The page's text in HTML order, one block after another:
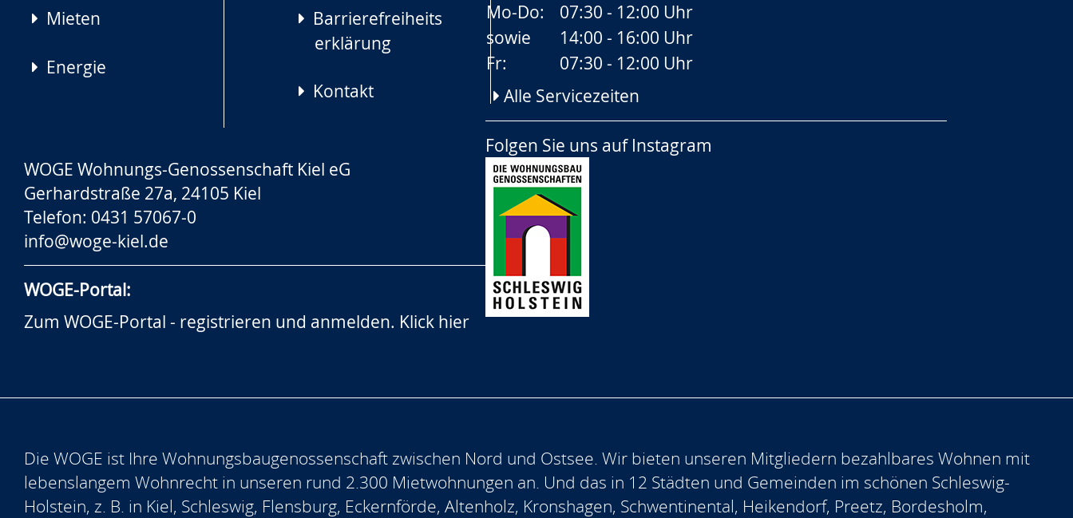
Mieten
Energie
Barrierefreiheits
erklärung
Kontakt
Mo-Do:
07:30 - 12:00 Uhr
sowie
14:00 - 16:00 Uhr
Fr:
07:30 - 12:00 Uhr
Alle Servicezeiten
Folgen Sie uns auf Instagram
WOGE Wohnungs-Genossenschaft Kiel eG
Gerhardstraße 27a, 24105 Kiel
Telefon: 0431 57067-0
info@woge-kiel.de
WOGE-Portal:
Zum WOGE-Portal - registrieren und anmelden. Klick hier
Die WOGE ist Ihre Wohnungsbaugenossenschaft zwischen Nord und Ostsee. Wir bieten unseren Mitgliedern bezahlbares Wohnen mit
lebenslangem Wohnrecht in unseren rund 2.300 Mietwohnungen an. Und das in 12 Städten und Gemeinden im schönen Schleswig-
Holstein, z. B. in Kiel, Schleswig, Flensburg, Eckernförde, Altenholz, Kronshagen, Schwentinental, Heikendorf, Preetz, Bordesholm,